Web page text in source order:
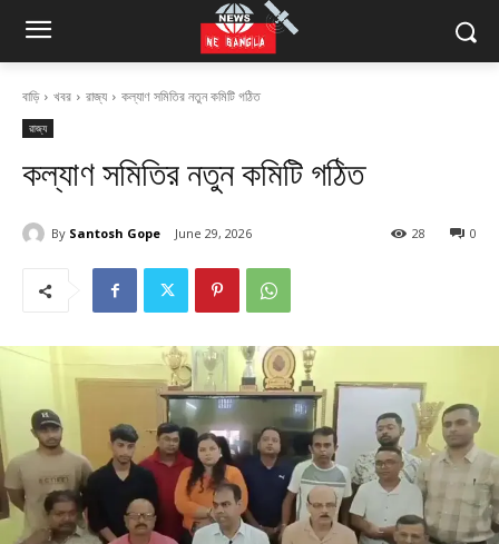
বাড়ি খবর রাজ্য কল্যাণ সমিতির নতুন কমিটি গঠিত
রাজ্য
কল্যাণ সমিতির নতুন কমিটি গঠিত
By Santosh Gope June 29, 2026 0
28